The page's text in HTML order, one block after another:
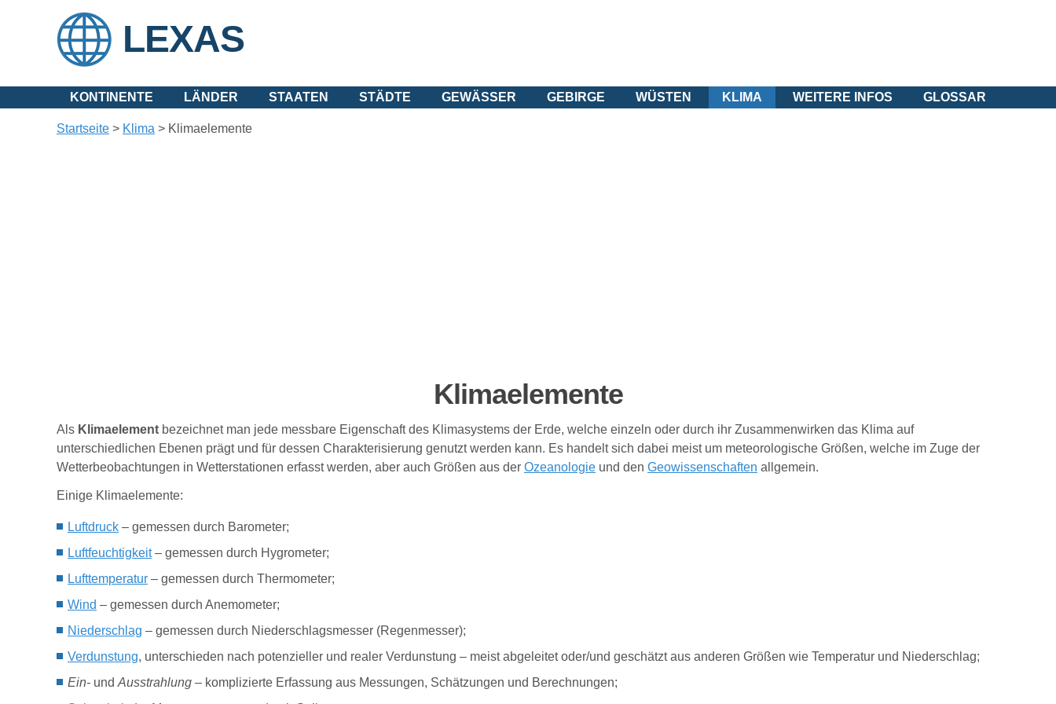
LEXAS
KONTINENTE LÄNDER STAATEN STÄDTE GEWÄSSER GEBIRGE WÜSTEN KLIMA WEITERE INFOS GLOSSAR
Startseite > Klima > Klimaelemente
Klimaelemente
Als Klimaelement bezeichnet man jede messbare Eigenschaft des Klimasystems der Erde, welche einzeln oder durch ihr Zusammenwirken das Klima auf
unterschiedlichen Ebenen prägt und für dessen Charakterisierung genutzt werden kann. Es handelt sich dabei meist um meteorologische Größen, welche im Zuge der
Wetterbeobachtungen in Wetterstationen erfasst werden, aber auch Größen aus der Ozeanologie und den Geowissenschaften allgemein.
Einige Klimaelemente:
Luftdruck – gemessen durch Barometer;
Luftfeuchtigkeit– gemessen durch Hygrometer;
Lufttemperatur – gemessen durch Thermometer;
Wind – gemessen durch Anemometer;
Niederschlag – gemessen durch Niederschlagsmesser (Regenmesser);
Verdunstung, unterschieden nach potenzieller und realer Verdunstung – meist abgeleitet oder/und geschätzt aus anderen Größen wie Temperatur und Niederschlag;
Ein- und Ausstrahlung – komplizierte Erfassung aus Messungen, Schätzungen und Berechnungen;